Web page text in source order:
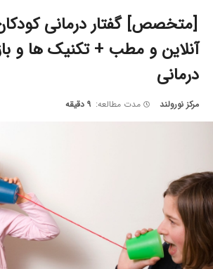
[متخصص] گفتار درمانی
آنلاین و مطب + تکنیک ها و
درمانی
مرکز نورولند مدت مطالعه: ۹ دقیقه